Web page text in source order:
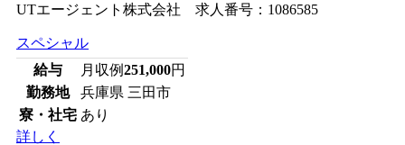
UTエージェント株式会社 求人番号：1086585
スペシャル
給与
月収例251,000円
勤務地
兵庫県 三田市
寮・社宅 あり
詳しく